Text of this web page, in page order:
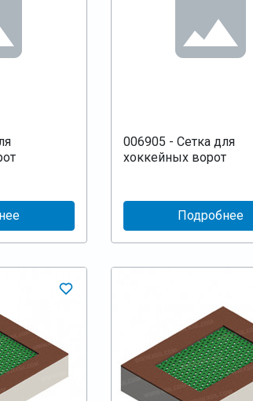
006905 - Сетка для
хоккейных ворот
Подробнее